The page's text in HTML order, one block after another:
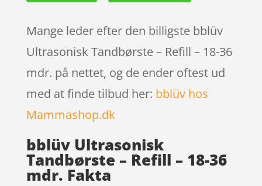
Mange leder efter den billigste bblüv
Ultrasonisk Tandbørste – Refill – 18-36
mdr. på nettet, og de ender oftest ud
med at finde tilbud her: bblüv hos
Mammashop.dk
bblüv Ultrasonisk
Tandbørste – Refill – 18-36
mdr. Fakta